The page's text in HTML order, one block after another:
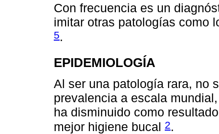
Con frecuencia es un
imitar otras patologías como
5.
EPIDEMIOLOGÍA
Al ser una patología rara, no
prevalencia a escala
ha disminuido como
mejor higiene bucal 2.